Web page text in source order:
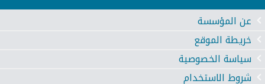
عن المؤسسة
خريطة الموقع
سياسة الخصوصية
شروط الاستخدام